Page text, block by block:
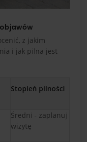
z jakim
i jak pilna jest
Stopień pilności
Średni - zaplanuj
wizytę